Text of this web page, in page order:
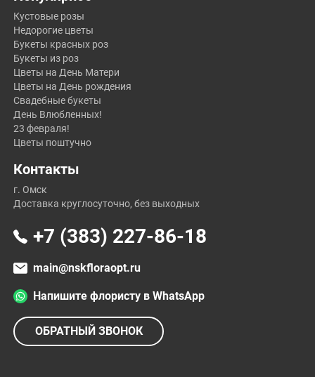
Кустовые розы
Недорогие цветы
Букеты красных роз
Букеты из роз
Цветы на День Матери
Цветы на День рождения
Свадебные букеты
День Влюбленных!
23 февраля!
Цветы поштучно
Контакты
г. Омск
Доставка круглосуточно, без выходных
+7 (383) 227-86-18
main@nskfloraopt.ru
Напишите флористу в WhatsApp
ОБРАТНЫЙ ЗВОНОК